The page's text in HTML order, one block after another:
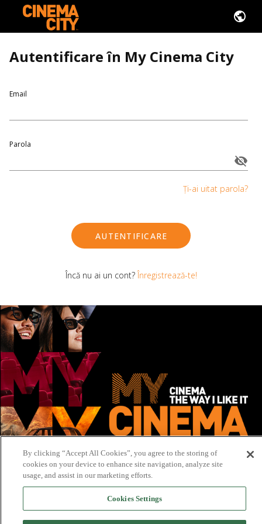
Autentificare în My Cinema City
Email
Parola
Ți-ai uitat parola?
AUTENTIFICARE
Încă nu ai un cont?Înregistrează-te!
By clicking “Accept All Cookies”, you agree to the storing of
cookies on your device to enhance site navigation, analyze site
usage, and assist in our marketing efforts.
Cookies Settings